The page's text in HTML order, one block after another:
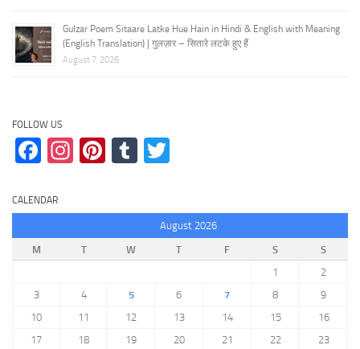
Gulzar Poem Sitaare Latke Hue Hain in Hindi & English with Meaning
(English Translation) | गुलज़ार – सितारे लटके हुए हैं
August 7, 2026
FOLLOW US
Facebook
Instagram
Pinterest
Tumblr
CALENDAR
August 2026
M
T W T F S
S
1
2
3
4 5 6 7 8
9
10
11 12 13 14 15
16
17
18 19 20 21 22 23